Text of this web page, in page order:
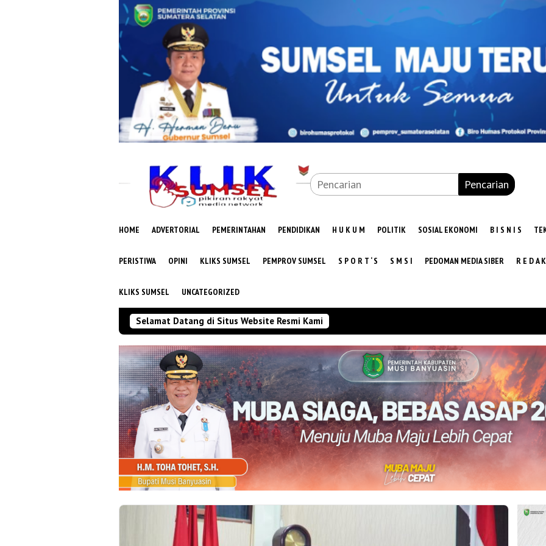
Pencarian
HOME ADVERTORIAL PEMERINTAHAN PENDIDIKAN H U K U M POLITIK SOSIAL EKONOMI B I S N I S
PERISTIWA OPINI KLIKS SUMSEL PEMPROV SUMSEL S P O R T ‘ S S M S I PEDOMAN MEDIA SIBER R E D A
KLIKS SUMSEL UNCATEGORIZED
Selamat Datang di Situs Website Resmi Kami